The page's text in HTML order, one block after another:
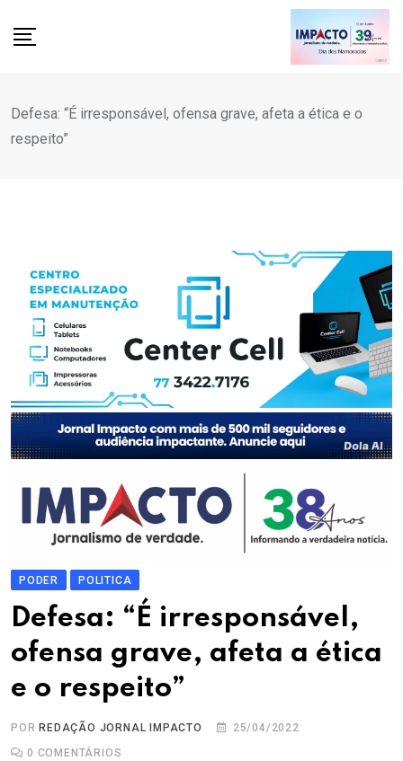
Defesa: “É irresponsável, ofensa grave, afeta a ética e o
respeito”
PODER POLITICA
Defesa: “É irresponsável,
ofensa grave, afeta a ética
e o respeito”
POR REDAÇÃO JORNAL IMPACTO
25/04/2022
0 COMENTÁRIOS